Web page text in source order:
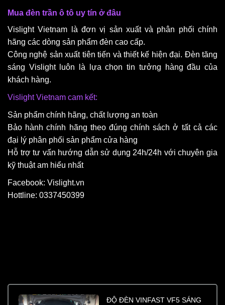
Mua đèn trần ô tô uy tín ở đâu
Vislight Vietnam là đơn vị sản xuất và phân phối chính
hãng các dòng sản phẩm đèn cao cấp.
Công nghệ sản xuất tiên tiến và thiết kế hiện đại. Đèn tăng
sáng Vislight luôn là lựa chọn tin tưởng hàng đầu của
khách hàng.
Vislight Vietnam cam kết:
Sản phẩm chính hãng, chất lượng an toàn
Bảo hành chính hãng theo đúng chính sách ở tất cả các
đại lý phân phối sản phẩm cửa hàng
Hỗ trợ tư vấn hướng dẫn sử dụng 24h/24h với chuyên gia
kỹ thuật am hiểu nhất
Facebook: Vislight.vn
Hottline: 0337450399
ĐỘ ĐÈN VINFAST VF5 SÁNG